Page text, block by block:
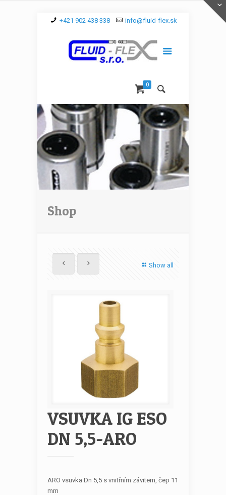
+421 902 438 338 info@fluid-flex.sk
0
Shop
Show all
VSUVKA IG ESO
DN 5,5-ARO
ARO vsuvka Dn 5,5 s vnitřním závitem, čep 11
mm